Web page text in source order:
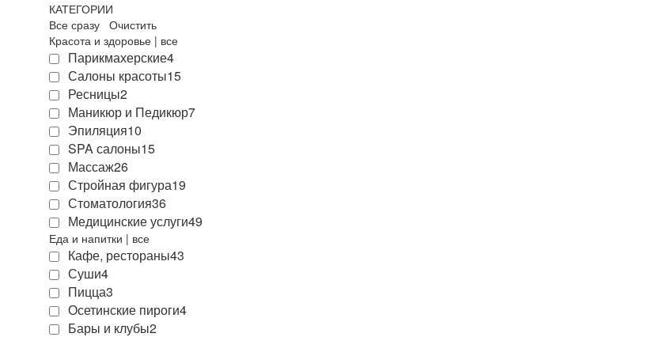
КАТЕГОРИИ
Все сразу Очистить
Красота и здоровье | все
Парикмахерские4
Салоны красоты15
Ресницы2
Маникюр и Педикюр7
Эпиляция10
SPA салоны15
Массаж26
Стройная фигура19
Стоматология36
Медицинские услуги49
Еда и напитки | все
Кафе, рестораны43
Суши4
Пицца3
Осетинские пироги4
Бары и клубы2